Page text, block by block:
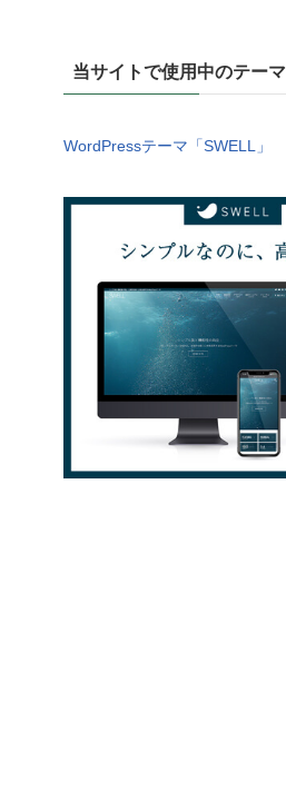
当サイトで使用中のテーマ
WordPressテーマ「SWELL」